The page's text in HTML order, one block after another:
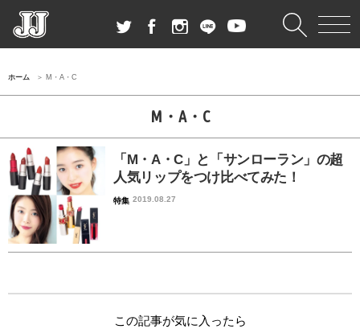
ホーム M・A・C
M・A・C
「M・A・C」と「サンローラン」の超
人気リップをつけ比べてみた！
特集 2019.08.27
この記事が気に入ったら